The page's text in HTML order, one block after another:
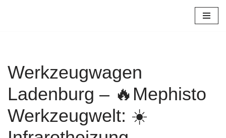
Werkzeugwagen
Ladenburg – 🔥Mephisto
Werkzeugwelt: ☀️